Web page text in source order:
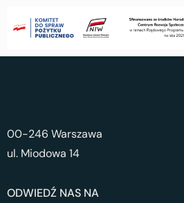
00-246 Warszawa
ul. Miodowa 14
ODWIEDŹ NAS NA